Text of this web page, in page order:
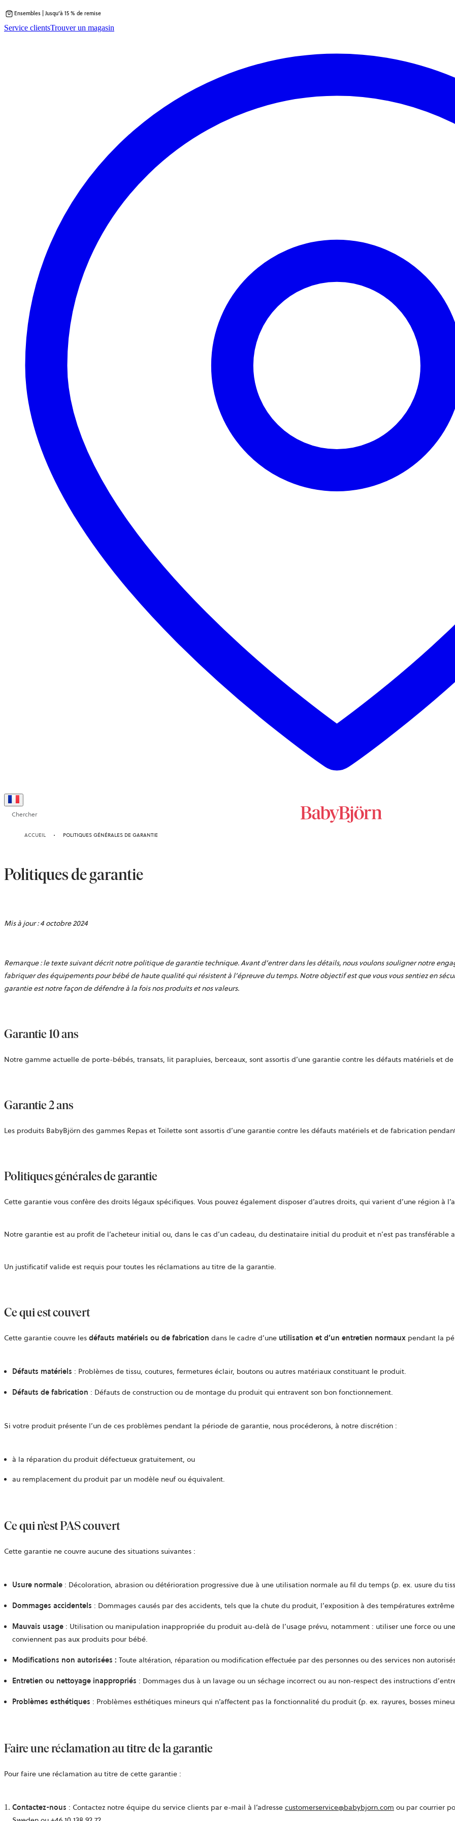
au
Ensembles | Jusqu’à 15 % de remise
Service clientsTrouver un magasin
Chercher
ACCUEIL POLITIQUES GÉNÉRALES DE GARANTIE
Politiques de garantie
Mis à jour : 4 octobre 2024
Remarque : le texte suivant décrit notre politique de garantie technique. Avant d’entrer dans les détails, nous voulons souligner notre
fabriquer des équipements pour bébé de haute qualité qui résistent à l’épreuve du temps. Notre objectif est que vous vous sentiez en
garantie est notre façon de défendre à la fois nos produits et nos valeurs.
Garantie 10 ans
Notre gamme actuelle de porte-bébés, transats, lit parapluies, berceaux, sont assortis d’une garantie contre les défauts matériels et
Garantie 2 ans
Les produits BabyBjörn des gammes Repas et Toilette sont assortis d’une garantie contre les défauts matériels et de fabrication
Politiques générales de garantie
Cette garantie vous confère des droits légaux spécifiques. Vous pouvez également disposer d’autres droits, qui varient d’une région à
Notre garantie est au profit de l’acheteur initial ou, dans le cas d’un cadeau, du destinataire initial du produit et n’est pas transférable
Un justificatif valide est requis pour toutes les réclamations au titre de la garantie.
Ce qui est couvert
Cette garantie couvre les défauts matériels ou de fabrication dans le cadre d’une utilisation et d’un entretien normaux pendant la
Défauts matériels : Problèmes de tissu, coutures, fermetures éclair, boutons ou autres matériaux constituant le produit.
Défauts de fabrication : Défauts de construction ou de montage du produit qui entravent son bon fonctionnement.
Si votre produit présente l’un de ces problèmes pendant la période de garantie, nous procéderons, à notre discrétion :
à la réparation du produit défectueux gratuitement, ou
au remplacement du produit par un modèle neuf ou équivalent.
Ce qui n’est PAS couvert
Cette garantie ne couvre aucune des situations suivantes :
Usure normale : Décoloration, abrasion ou détérioration progressive due à une utilisation normale au fil du temps (p. ex. usure du
Dommages accidentels : Dommages causés par des accidents, tels que la chute du produit, l’exposition à des températures
Mauvais usage : Utilisation ou manipulation inappropriée du produit au-delà de l’usage prévu, notamment : utiliser une force ou
conviennent pas aux produits pour bébé.
Modifications non autorisées : Toute altération, réparation ou modification effectuée par des personnes ou des services non
Entretien ou nettoyage inappropriés : Dommages dus à un lavage ou un séchage incorrect ou au non-respect des instructions
Problèmes esthétiques : Problèmes esthétiques mineurs qui n’affectent pas la fonctionnalité du produit (p. ex. rayures, bosses
Faire une réclamation au titre de la garantie
Pour faire une réclamation au titre de cette garantie :
Contactez-nous : Contactez notre équipe du service clients par e-mail à l’adresse customerservice@babybjorn.com ou par courrier